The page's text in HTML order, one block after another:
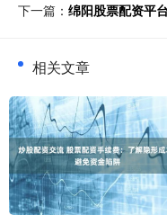
下一篇： 绵阳股票配资平
相关文章